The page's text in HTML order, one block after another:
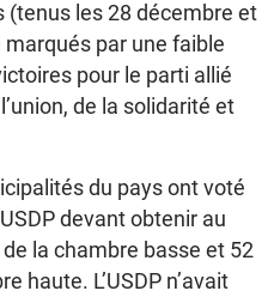
(tenus les 28 décembre et
par une faible
pour le parti allié
de la solidarité et
du pays ont voté
devant obtenir au
la chambre basse et 52
haute. L’USDP n’avait